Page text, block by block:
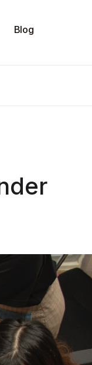
Blog